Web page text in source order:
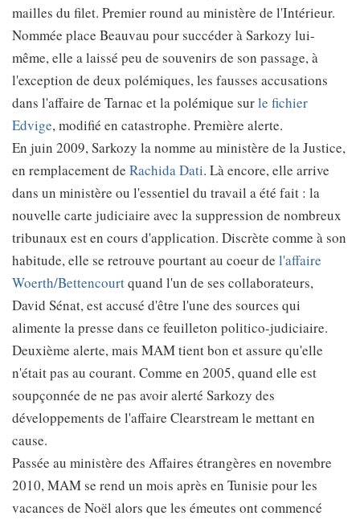
mailles du filet. Premier round au ministère de l'Intérieur.
Nommée place Beauvau pour succéder à Sarkozy lui-
même, elle a laissé peu de souvenirs de son passage, à
l'exception de deux polémiques, les fausses accusations
dans l'affaire de Tarnac et la polémique surle fichier
Edvige, modifié en catastrophe. Première alerte.
En juin 2009, Sarkozy la nomme au ministère de la Justice,
en remplacement de Rachida Dati. Là encore, elle arrive
dans un ministère ou l'essentiel du travail a été fait : la
nouvelle carte judiciaire avec la suppression de nombreux
tribunaux est en cours d'application. Discrète comme à son
habitude, elle se retrouve pourtant au coeur de l'affaire
Woerth/Bettencourtquand l'un de ses collaborateurs,
David Sénat, est accusé d'être l'une des sources qui
alimente la presse dans ce feuilleton politico-judiciaire.
Deuxième alerte, mais MAM tient bon et assure qu'elle
n'était pas au courant. Comme en 2005, quand elle est
soupçonnée de ne pas avoir alerté Sarkozy des
développements de l'affaire Clearstream le mettant en
cause.
Passée au ministère des Affaires étrangères en novembre
2010, MAM se rend un mois après en Tunisie pour les
vacances de Noël alors que les émeutes ont commencé